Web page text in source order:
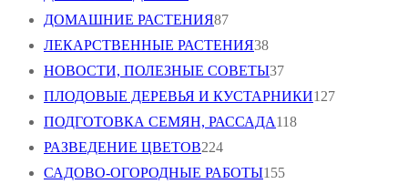
ДОМАШНИЕ РАСТЕНИЯ87
ЛЕКАРСТВЕННЫЕ РАСТЕНИЯ38
НОВОСТИ, ПОЛЕЗНЫЕ СОВЕТЫ37
ПЛОДОВЫЕ ДЕРЕВЬЯ И КУСТАРНИКИ127
ПОДГОТОВКА СЕМЯН, РАССАДА118
РАЗВЕДЕНИЕ ЦВЕТОВ224
САДОВО-ОГОРОДНЫЕ РАБОТЫ155